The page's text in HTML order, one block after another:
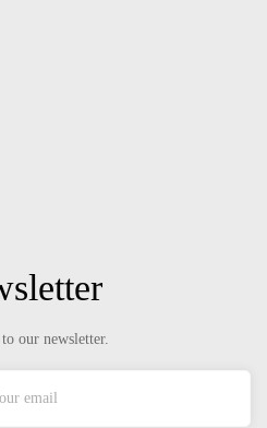
our newsletter.